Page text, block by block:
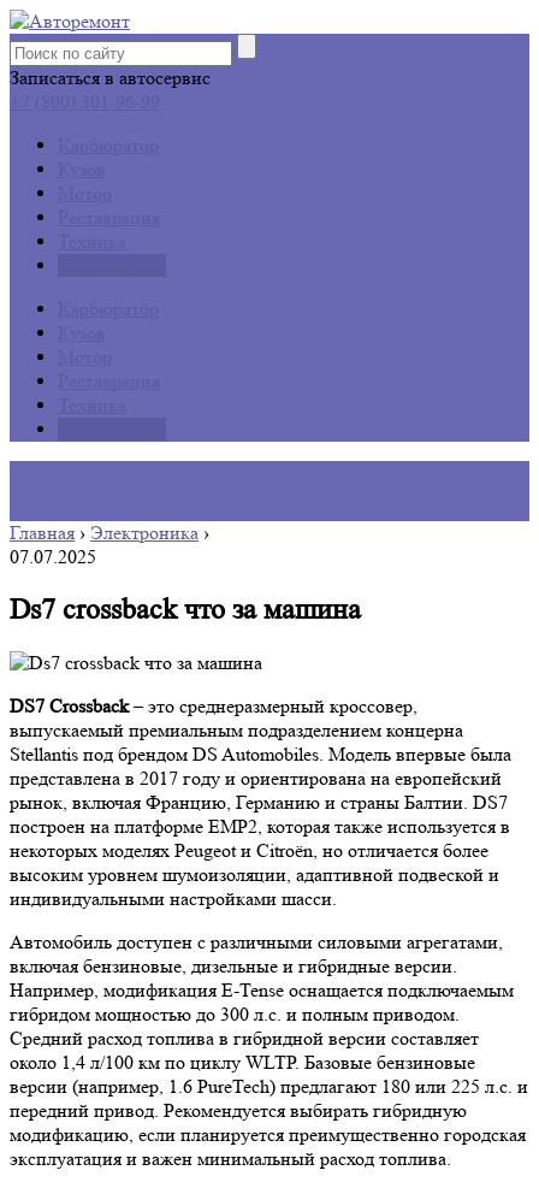
Записаться в автосервис
Главная › Электроника ›
07.07.2025
Ds7 crossback что за машина
DS7 Crossback– это среднеразмерный кроссовер,
выпускаемый премиальным подразделением концерна
Stellantis под брендом DS Automobiles. Модель впервые была
представлена в 2017 году и ориентирована на европейский
рынок, включая Францию, Германию и страны Балтии. DS7
построен на платформе EMP2, которая также используется в
некоторых моделях Peugeot и Citroën, но отличается более
высоким уровнем шумоизоляции, адаптивной подвеской и
индивидуальными настройками шасси.
Автомобиль доступен с различными силовыми агрегатами,
включая бензиновые, дизельные и гибридные версии.
Например, модификация E-Tense оснащается подключаемым
гибридом мощностью до 300 л.с. и полным приводом.
Средний расход топлива в гибридной версии составляет
около 1,4 л/100 км по циклу WLTP. Базовые бензиновые
версии (например, 1.6 PureTech) предлагают 180 или 225 л.с. и
передний привод. Рекомендуется выбирать гибридную
модификацию, если планируется преимущественно городская
эксплуатация и важен минимальный расход топлива.